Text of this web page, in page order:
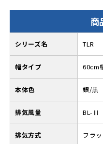
商
シリーズ名 TLR
幅タイプ 60cm
本体色 銀/黒
排気風量 BL-Ⅲ
排気方式 フラ